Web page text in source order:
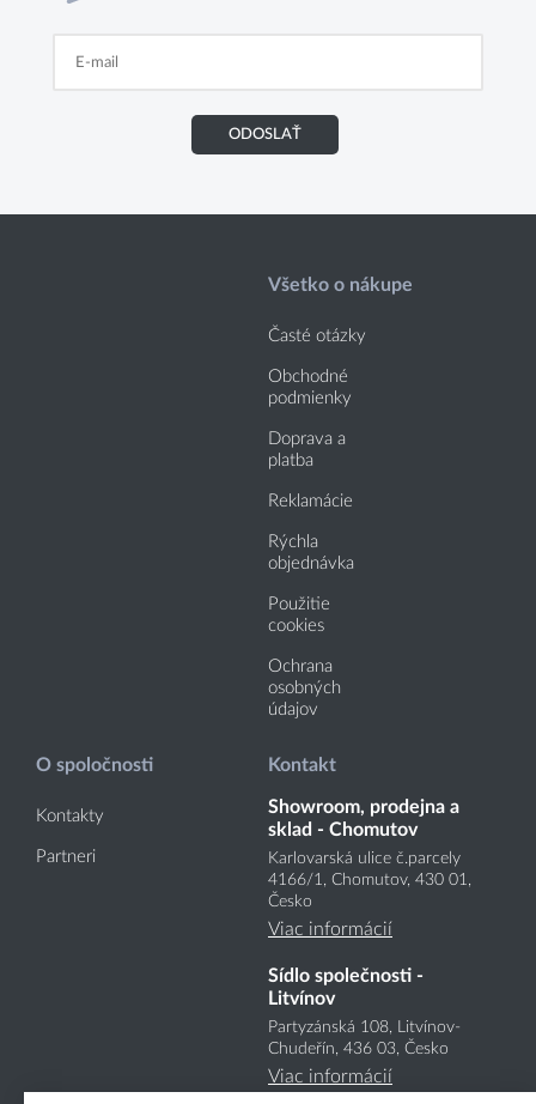
ODOSLAŤ
Všetko o nákupe
Časté otázky
Obchodné
podmienky
Doprava a
platba
Reklamácie
Rýchla
objednávka
Použitie
cookies
Ochrana
osobných
údajov
O spoločnosti
Kontakty
Partneri
Kontakt
Showroom, prodejna a
sklad - Chomutov
Karlovarská ulice č.parcely
4166/1, Chomutov, 430 01,
Česko
Viac informácií
Sídlo společnosti -
Litvínov
Partyzánská 108, Litvínov-
Chudeřín, 436 03, Česko
Viac informácií